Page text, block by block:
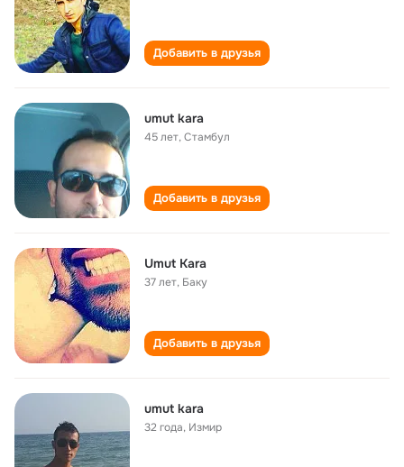
Добавить в друзья
umut kara
45 лет,Стамбул
Добавить в друзья
Umut Kara
37 лет, Баку
Добавить в друзья
umut kara
32 года, Измир